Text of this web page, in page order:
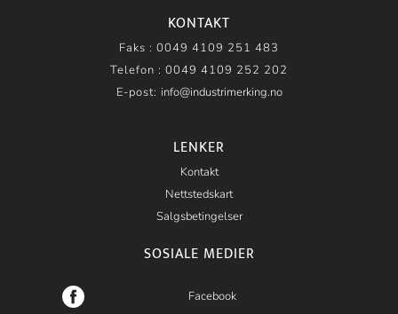
KONTAKT
Faks : 0049 4109 251 483
Telefon : 0049 4109 252 202
E-post: info@industrimerking.no
LENKER
Kontakt
Nettstedskart
Salgsbetingelser
SOSIALE MEDIER
Facebook